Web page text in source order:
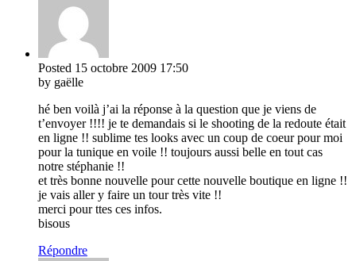
Posted 15 octobre 2009 17:50
by gaëlle
hé ben voilà j’ai la réponse à la question que je viens de
t’envoyer !!!! je te demandais si le shooting de la redoute était
en ligne !! sublime tes looks avec un coup de coeur pour moi
pour la tunique en voile !! toujours aussi belle en tout cas
notre stéphanie !!
et très bonne nouvelle pour cette nouvelle boutique en ligne !!
je vais aller y faire un tour très vite !!
merci pour ttes ces infos.
bisous
Répondre